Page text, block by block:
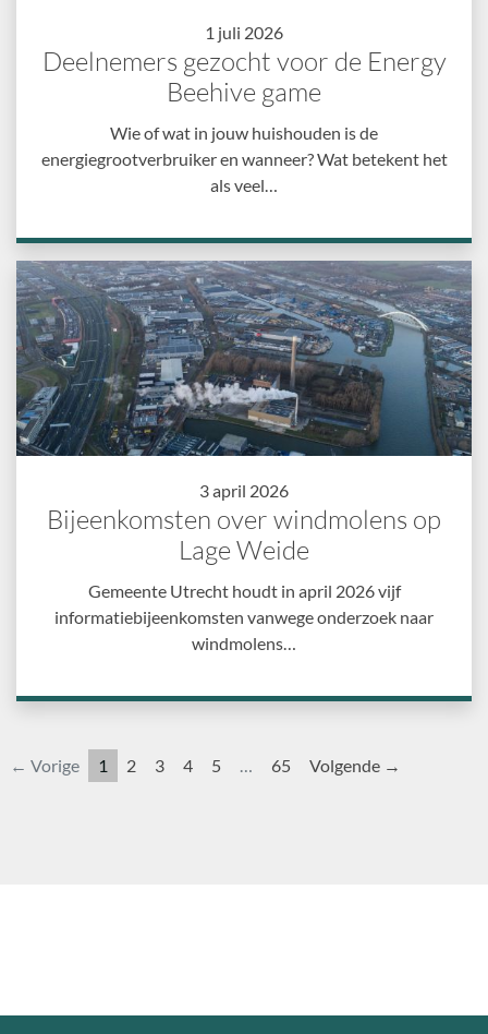
1 juli 2026
Deelnemers gezocht voor de Energy
Beehive game
Wie of wat in jouw huishouden is de
energiegrootverbruiker en wanneer? Wat betekent het
als veel…
3 april 2026
Bijeenkomsten over windmolens op
Lage Weide
Gemeente Utrecht houdt in april 2026 vijf
informatiebijeenkomsten vanwege onderzoek naar
windmolens…
← Vorige 1 2 3 4 5 … 65 Volgende →